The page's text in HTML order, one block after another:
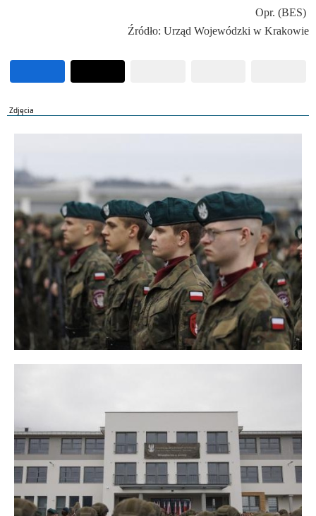
Opr. (BES)
Źródło: Urząd Wojewódzki w Krakowie
Zdjęcia